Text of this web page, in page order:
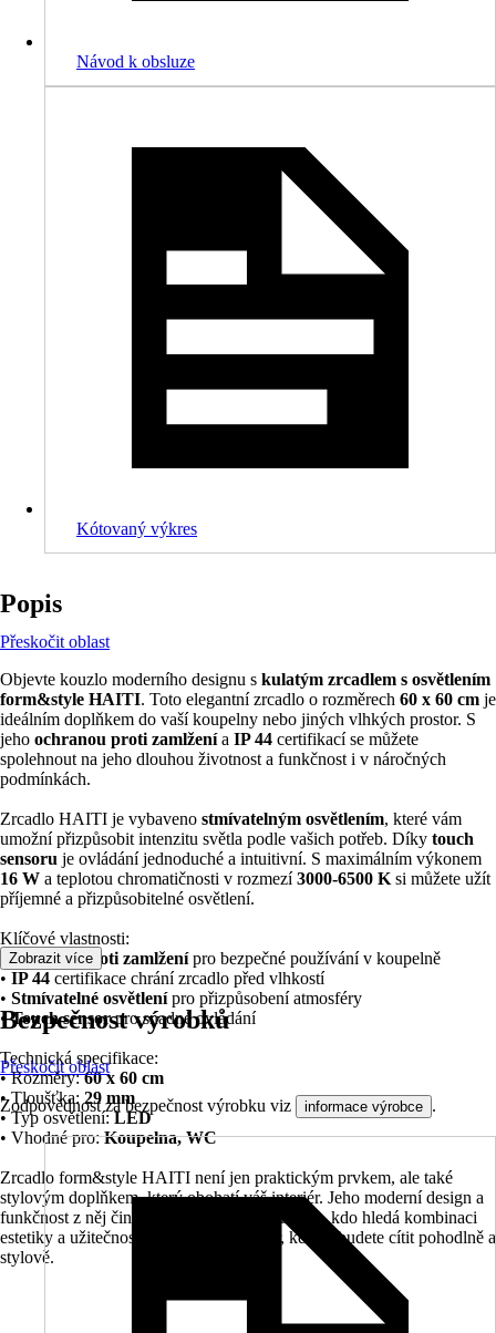
Návod k obsluze
Kótovaný výkres
Popis
Přeskočit oblast
Objevte kouzlo moderního designu s kulatým zrcadlem s osvětlením
form&style HAITI. Toto elegantní zrcadlo o rozměrech 60 x 60 cm je
ideálním doplňkem do vaší koupelny nebo jiných vlhkých prostor. S
jeho ochranou proti zamlženía IP 44 certifikací se můžete
spolehnout na jeho dlouhou životnost a funkčnost i v náročných
podmínkách.
Zrcadlo HAITI je vybaveno stmívatelným osvětlením, které vám
umožní přizpůsobit intenzitu světla podle vašich potřeb. Díky touch
sensoru je ovládání jednoduché a intuitivní. S maximálním výkonem
16 W a teplotou chromatičnosti v rozmezí3000-6500 K si můžete užít
příjemné a přizpůsobitelné osvětlení.
Klíčové vlastnosti:
•Ochrana proti zamlženípro bezpečné používání v koupelně
• IP 44 certifikace chrání zrcadlo před vlhkostí
• Stmívatelné osvětlenípro přizpůsobení atmosféry
•Touch sensorpro snadné ovládání
Technická specifikace:
• Rozměry:60 x 60 cm
• Tloušťka: 29 mm
• Typ osvětlení:LED
• Vhodné pro:Koupelna, WC
Zrcadlo form&style HAITI není jen praktickým prvkem, ale také
stylovým doplňkem, který obohatí váš interiér. Jeho moderní design a
funkčnost z něj činí ideální volbu pro každého, kdo hledá kombinaci
estetiky a užitečnosti. Vytvořte si prostor, kde se budete cítit pohodlně a
stylově.
Zobrazit více
Bezpečnost výrobků
Přeskočit oblast
Zodpovědnost za bezpečnost výrobku viz informace výrobce .